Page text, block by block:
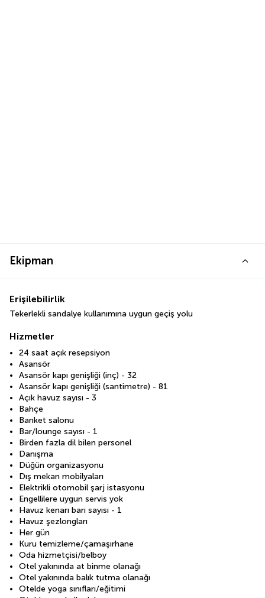
Ekipman
Erişilebilirlik
Tekerlekli sandalye kullanımına uygun geçiş yolu
Hizmetler
24 saat açık resepsiyon
Asansör
Asansör kapı genişliği (inç) - 32
Asansör kapı genişliği (santimetre) - 81
Açık havuz sayısı - 3
Bahçe
Banket salonu
Bar/lounge sayısı - 1
Birden fazla dil bilen personel
Danışma
Düğün organizasyonu
Dış mekan mobilyaları
Elektrikli otomobil şarj istasyonu
Engellilere uygun servis yok
Havuz kenarı barı sayısı - 1
Havuz şezlongları
Her gün
Kuru temizleme/çamaşırhane
Oda hizmetçisi/belboy
Otel yakınında at binme olanağı
Otel yakınında balık tutma olanağı
Otelde yoga sınıfları/eğitimi